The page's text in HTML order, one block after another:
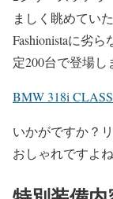
ましく眺めてい
Fashionistaに劣
定200台で登場し
BMW 318i
いかがですか？
おしゃれですよね